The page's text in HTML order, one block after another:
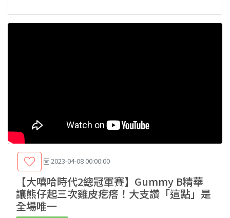
2023-04-08 00:00:00
【大嘻哈時代2總冠軍賽】Gummy B精華
讓熊仔起三次雞皮疙瘩！大支讚「這點」是
全場唯一